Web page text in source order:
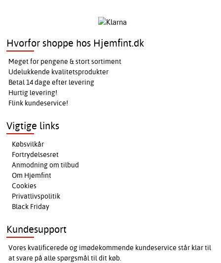
Hvorfor shoppe hos Hjemfint.dk
Meget for pengene & stort sortiment
Udelukkende kvalitetsprodukter
Betal 14 dage efter levering
Hurtig levering!
Flink kundeservice!
Vigtige links
Købsvilkår
Fortrydelsesret
Anmodning om tilbud
Om Hjemfint
Cookies
Privatlivspolitik
Black Friday
Kundesupport
Vores kvalificerede og imødekommende kundeservice står klar til
at svare på alle spørgsmål til dit køb.